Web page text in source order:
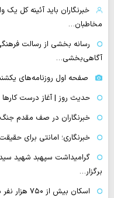
خبرنگاران باید آئینه کل
مخاطبان…
رسانه بخشی از رسالت
آگاهی‌بخشی…
صفحه اول روزنامه‌های یکشنبه ۱۸ مرداد
حدیث روز | آغاز درست کارها
خبرنگاران در صف مقدم جنگ
خبرنگاری؛ امانتی برای
گرامیداشت سپهبد شهید
برگزار…
اسکان بیش